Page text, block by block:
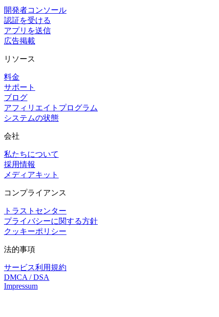
開発者コンソール
認証を受ける
アプリを送信
広告掲載
リソース
料金
サポート
ブログ
アフィリエイトプログラム
システムの状態
会社
私たちについて
採用情報
メディアキット
コンプライアンス
トラストセンター
プライバシーに関する方針
クッキーポリシー
法的事項
サービス利用規約
DMCA / DSA
Impressum